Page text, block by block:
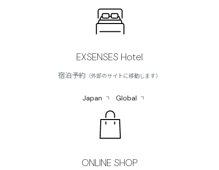
EXSENSES Hotel
宿泊予約 （外部のサイトに移動します）
Japan Global
ONLINE SHOP